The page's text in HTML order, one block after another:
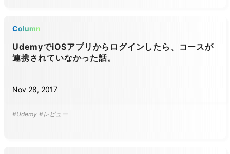
Column
UdemyでiOSアプリからログインしたら、コースが
連携されていなかった話。
Nov 28, 2017
#Udemy #レビュー